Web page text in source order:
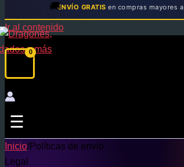
🚚ENVÍO GRATIS en compras mayores a
Ir al contenido
☰
Inicio/Políticas de envío
Legal